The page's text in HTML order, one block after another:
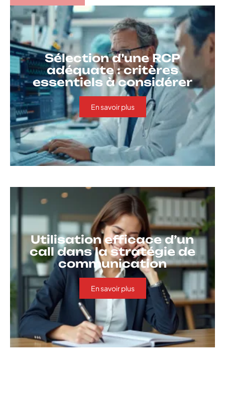
Sélection d’une RCP
adéquate : critères
essentiels à considérer
En savoir plus
Utilisation efficace d’un
call dans la stratégie de
communication
En savoir plus